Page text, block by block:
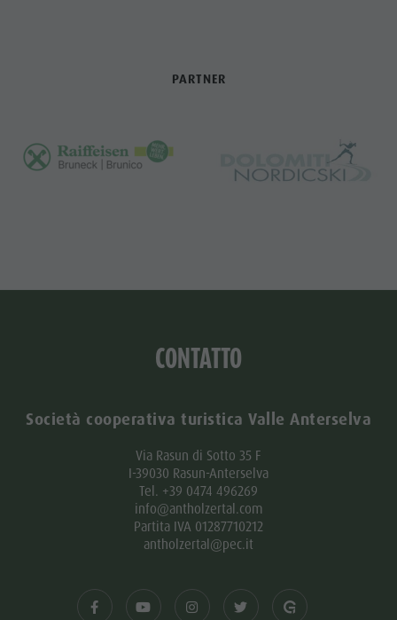
PARTNER
CONTATTO
Società cooperativa turistica Valle Anterselva
Via Rasun di Sotto 35 F
I-39030 Rasun-Anterselva
Tel. +39 0474 496269
info@antholzertal.com
Partita IVA 01287710212
antholzertal@pec.it